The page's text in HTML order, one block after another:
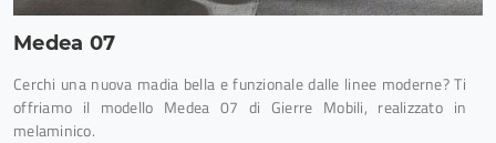
Medea 07
Cerchi una nuova madia bella e funzionale dalle linee moderne? Ti
offriamo il modello Medea 07 di Gierre Mobili, realizzato in
melaminico.